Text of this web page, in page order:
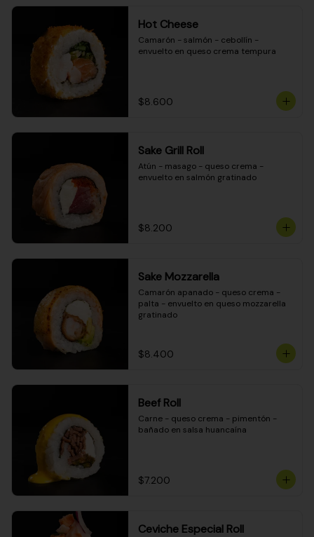
Hot Cheese
Camarón - salmón - cebollín -
envuelto en queso crema tempura
$8.600
Sake Grill Roll
Atún - masago - queso crema -
envuelto en salmón gratinado
$8.200
Sake Mozzarella
Camarón apanado - queso crema -
palta - envuelto en queso mozzarella
gratinado
$8.400
Beef Roll
Carne - queso crema - pimentón -
bañado en salsa huancaína
$7.200
Ceviche Especial Roll